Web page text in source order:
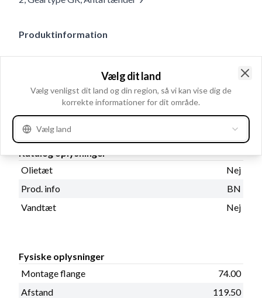
Produktinformation
Katalog oplysninger
Olietæt
Nej
Prod. info
BN
Vandtæt
Nej
Fysiske oplysninger
Montage flange
74.00
Afstand
119.50
Vælg dit land
Vælg venligst dit land og din region, så vi kan vise dig de
korrekte informationer for dit område.
Vælg land